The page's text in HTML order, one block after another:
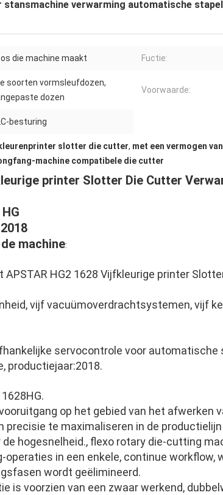
verwarming automatische
die machine maakt Fuctie:
soorten vormsleufdozen,
dozen
Voorwaarde:
besturing
slotter die cutter, met een vermogen
machine compatibele die cutter
printer Slotter Die Cutter
machine:
HG2 1628 Vijfkleurige printer
vijf vacuümoverdrachtsystemen, vijf
servocontrole voor
productiejaar:2018.
op het gebied van het afwerken
precisie te maximaliseren in de
hogesnelheid., flexo rotary die-cutting
in een enkele, continue workflow,
wordt geëlimineerd.
is voorzien van een zwaar werkend,